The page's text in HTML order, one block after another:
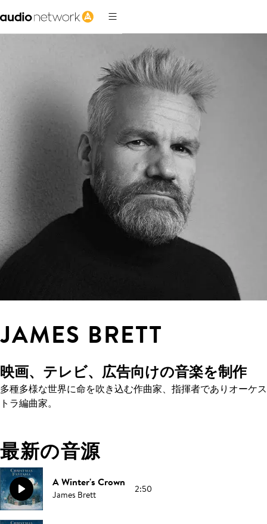
JAMES BRETT
映画、テレビ、広告向けの音楽を制作
多種多様な世界に命を吹き込む作曲家、指揮者でありオーケス
トラ編曲家。
最新の音源
A Winter's Crown
James Brett 2:50